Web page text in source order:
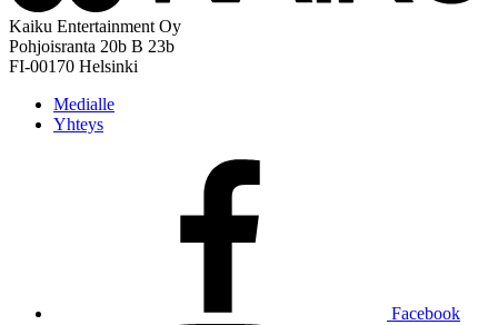
Kaiku Entertainment Oy
Pohjoisranta 20b B 23b
FI-00170 Helsinki
Medialle
Yhteys
Facebook